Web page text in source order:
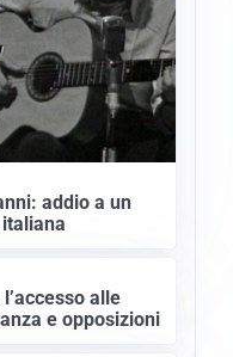
addio a un
alle
e opposizioni